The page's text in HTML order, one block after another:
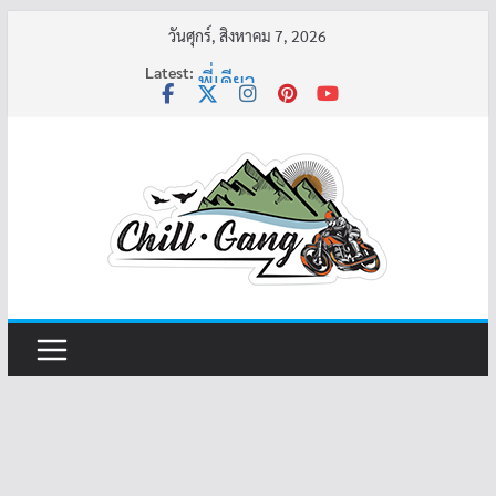
วันศุกร์, สิงหาคม 7, 2026
Latest: พี่เดียว
คุณยายบัวลอย
อ้วนแต่พยายาม 2
ครูเล่าผี มีอยู่ว่า 4